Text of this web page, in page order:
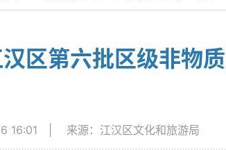
区第六批区级非物
16:01 来源：江汉区文化和旅游局